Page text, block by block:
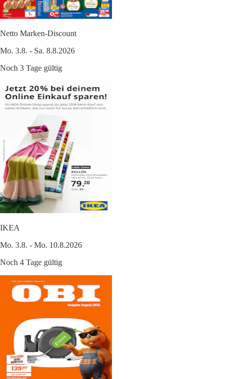
Netto Marken-Discount
Mo. 3.8. - Sa. 8.8.2026
Noch 3 Tage gültig
IKEA
Mo. 3.8. - Mo. 10.8.2026
Noch 4 Tage gültig